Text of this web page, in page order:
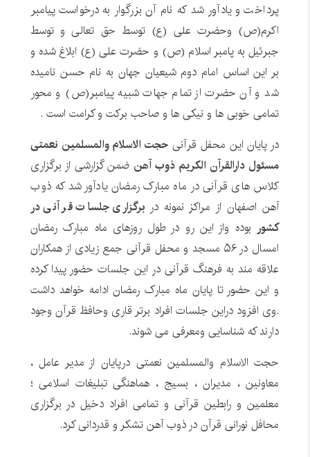
پرداخت و یادآور شد که نام آن بزرگوار به درخواست پیامبر
اکرم(ص) وحضرت علی (ع) توسط حق تعالی و توسط
جبرئیل به پامبر اسلام (ص) و حضرت علی (ع) ابلاغ شده و
بر این اساس امام دوم شیعیان جهان به نام حسن نامیده
شد و آن حضرت از تمام جهات شبیه پیامبر(ص) و محور
تمامی خوبی ها و نیکی ها و صاحب برکت و کرامت است .
در پایان این محفل قرآنی حجت الاسلام والمسلمین نعمتی
مسئول دارالقرآن الکریم ذوب آهن ضمن گزارشی از برگزاری
کلاس های قرآنی در ماه مبارک رمضان یادآور شد که ذوب
آهن اصفهان از مراکز نمونه در برگزاری جلسات قر آنی در
کشور بوده واز این رو در طول روزهای ماه مبارک رمضان
امسال در ۵۶ مسجد و محفل قرآنی جمع زیادی از همکاران
علاقه مند به فرهنگ قرآنی در این جلسات حضور پیدا کرده
و این حضور تا پایان ماه مبارک رمضان ادامه خواهد داشت
.وی افزود دراین جلسات افراد برتر قاری وحافظ قرآن وجود
دارند که شناسایی ومعرفی می شوند.
حجت الاسلام والمسلمین نعمتی درپایان از مدیر عامل ،
معاونین ، مدیران ، بسیج ، هماهنگی تبلیغات اسلامی ؛
معلمین و رابطین قرآنی و تمامی افراد دخیل در برگزاری
محافل نورانی قرآن در ذوب آهن تشکر و قدردانی کرد.